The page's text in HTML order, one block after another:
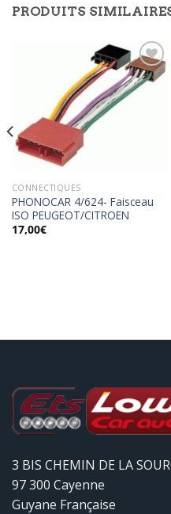
PRODUITS
CONNECTIQUES
PHONOCAR 4/624- Faisceau
ISO PEUGEOT/CITROEN
17,00€
3 BIS CHEMIN DE LA
97 300 Cayenne
Guyane Française